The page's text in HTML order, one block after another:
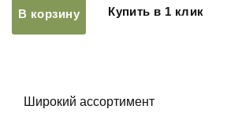
В корзину Купить в 1 клик
Широкий ассортимент